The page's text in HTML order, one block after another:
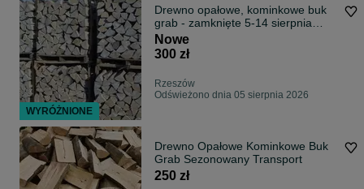
Drewno opałowe, kominkowe buk
grab - zamknięte 5-14 sierpnia
(urlop)
Nowe
300 zł
Rzeszów
Odświeżono dnia 05 sierpnia 2026
Drewno Opałowe Kominkowe Buk
Grab Sezonowany Transport
250 zł
WYRÓŻNIONE